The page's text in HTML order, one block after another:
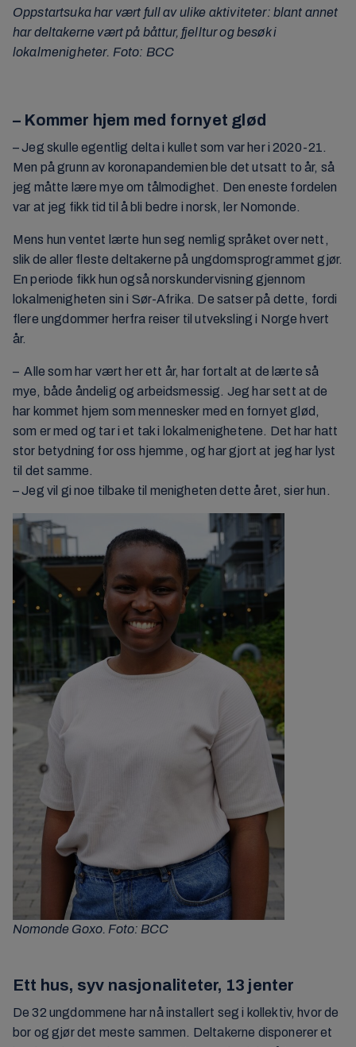
Oppstartsuka har vært full av ulike aktiviteter: blant annet
har deltakerne vært på båttur, fjellturog besøk i
lokalmenigheter. Foto: BCC
– Kommer hjem med fornyet glød
– Jeg skulle egentlig delta i kullet som var her i 2020-21.
Men på grunn av koronapandemien ble det utsatt to år, så
jeg måtte lære mye om tålmodighet. Den eneste fordelen
var at jeg fikk tid til å bli bedre i norsk, ler Nomonde.
Mens hun ventet lærte hun seg nemlig språket over nett,
slik de aller fleste deltakerne på ungdomsprogrammet gjør.
En periode fikk hun også norskundervisning gjennom
lokalmenigheten sin i Sør-Afrika. De satser på dette, fordi
flere ungdommer herfra reiser til utveksling i Norge hvert
år.
– Alle som har vært her ett år, har fortalt at de lærte så
mye, både åndelig og arbeidsmessig. Jeg har sett at de
har kommet hjem som mennesker med en fornyet glød,
som er med og tar i et tak i lokalmenighetene. Det har hatt
stor betydning for oss hjemme, og har gjort at jeg har lyst
til det samme.
– Jeg vil gi noe tilbake til menigheten dette året, sier hun.
Nomonde Goxo. Foto: BCC
Ett hus, syv nasjonaliteter, 13 jenter
De 32 ungdommene har nå installert seg i kollektiv, hvor de
bor og gjør det meste sammen. Deltakerne disponerer et